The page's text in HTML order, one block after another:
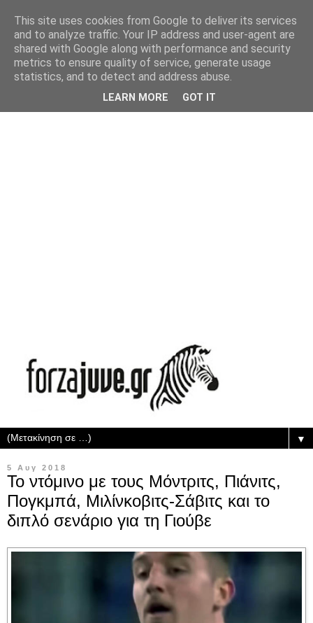
▼
5 Αυγ 2018
Το ντόμινο με τους Μόντριτς, Πιάνιτς,
Πογκμπά, Μιλίνκοβιτς-Σάβιτς και το
διπλό σενάριο για τη Γιούβε
This site uses cookies from Google to deliver its services
and to analyze traffic. Your IP address and user-agent are
shared with Google along with performance and security
metrics to ensure quality of service, generate usage
statistics, and to detect and address abuse.
LEARN MORE GOT IT